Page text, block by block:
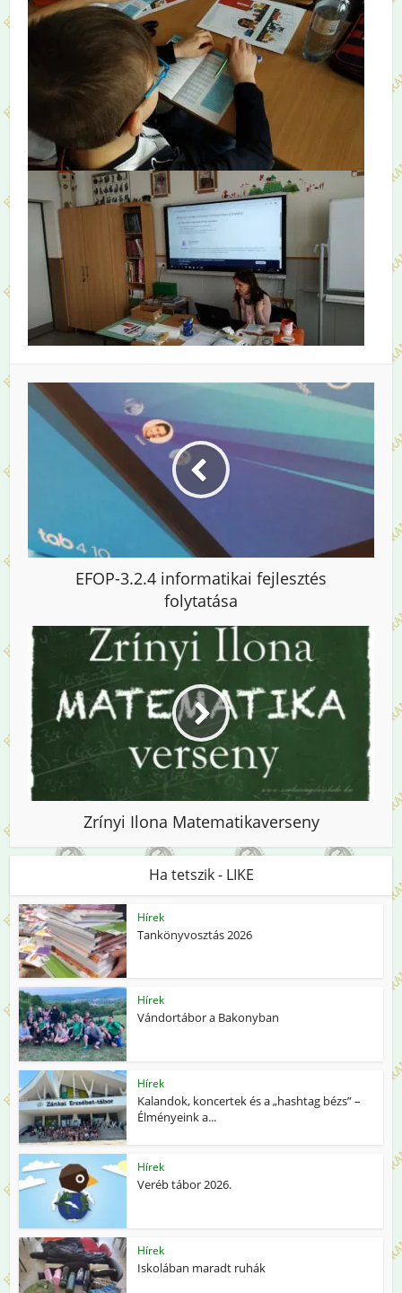
EFOP-3.2.4 informatikai fejlesztés
folytatása
Zrínyi Ilona Matematikaverseny
Ha tetszik - LIKE
Hírek
Tankönyvosztás 2026
Hírek
Vándortábor a Bakonyban
Hírek
Kalandok, koncertek és a „hashtag bézs” –
Élményeink a...
Hírek
Veréb tábor 2026.
Hírek
Iskolában maradt ruhák